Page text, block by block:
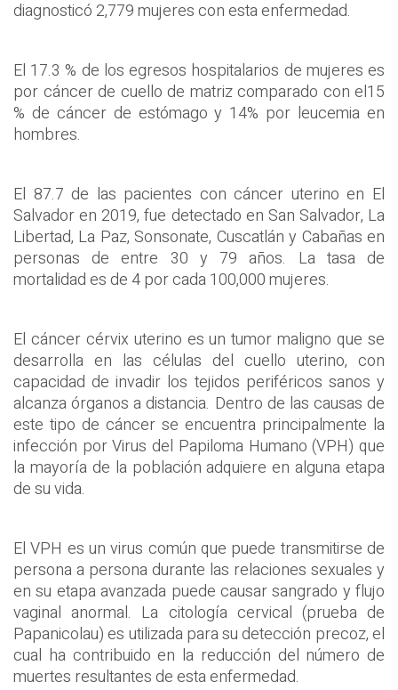
diagnosticó 2,779 mujeres con esta enfermedad.
El 17.3 % de los egresos hospitalarios de mujeres es
por cáncer de cuello de matriz comparado con el15
% de cáncer de estómago y 14% por leucemia en
hombres.
El 87.7 de las pacientes con cáncer uterino en El
Salvador en 2019, fue detectado en San Salvador, La
Libertad, La Paz, Sonsonate, Cuscatlán y Cabañas en
personas de entre 30 y 79 años. La tasa de
mortalidad es de 4 por cada 100,000 mujeres.
El cáncer cérvix uterino es un tumor maligno que se
desarrolla en las células del cuello uterino, con
capacidad de invadir los tejidos periféricos sanos y
alcanza órganos a distancia. Dentro de las causas de
este tipo de cáncer se encuentra principalmente la
infección por Virus del Papiloma Humano (VPH) que
la mayoría de la población adquiere en alguna etapa
de su vida.
El VPH es un virus común que puede transmitirse de
persona a persona durante las relaciones sexuales y
en su etapa avanzada puede causar sangrado y flujo
vaginal anormal. La citología cervical (prueba de
Papanicolau) es utilizada para su detección precoz, el
cual ha contribuido en la reducción del número de
muertes resultantes de esta enfermedad.